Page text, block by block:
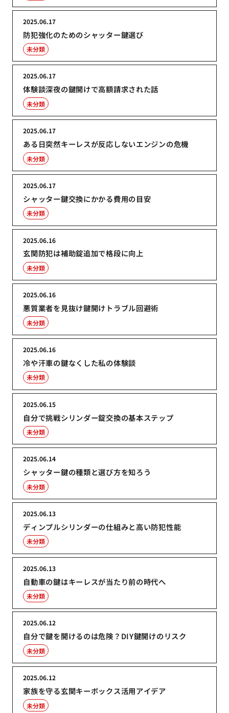
防犯強化のためのシャッター鍵選び
2025.06.17
未分類
体験談深夜の鍵開けで高額請求された話
2025.06.17
未分類
ある日突然キーレスが反応しないエンジンの危機
2025.06.17
未分類
シャッター鍵交換にかかる費用の目安
2025.06.17
未分類
玄関防犯は補助錠追加で格段に向上
2025.06.16
未分類
悪質業者を見抜け鍵開けトラブル回避術
2025.06.16
未分類
冷や汗車の鍵なくした私の体験談
2025.06.16
未分類
自分で挑戦シリンダー錠交換の基本ステップ
2025.06.15
未分類
シャッター鍵の種類と選び方を知ろう
2025.06.14
未分類
ディンプルシリンダーの仕組みと高い防犯性能
2025.06.13
未分類
自動車の鍵はキーレスが当たり前の時代へ
2025.06.13
未分類
自分で鍵を開けるのは危険？DIY鍵開けのリスク
2025.06.12
未分類
家族を守る玄関キーボックス活用アイデア
2025.06.12
未分類